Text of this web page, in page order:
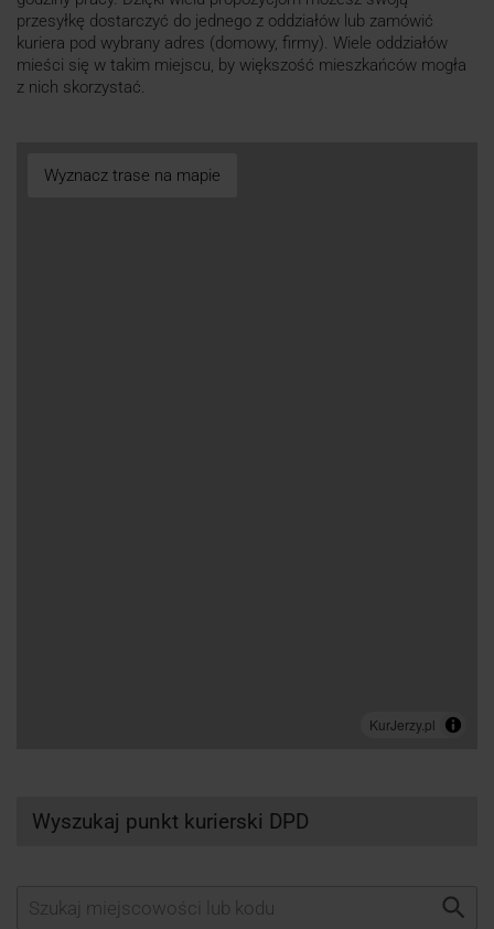
przesyłkę dostarczyć do jednego z oddziałów lub zamówić
kuriera pod wybrany adres (domowy, firmy). Wiele oddziałów
mieści się w takim miejscu, by większość mieszkańców mogła
z nich skorzystać.
Wyznacz trase na mapie
Wyszukaj punkt kurierski DPD